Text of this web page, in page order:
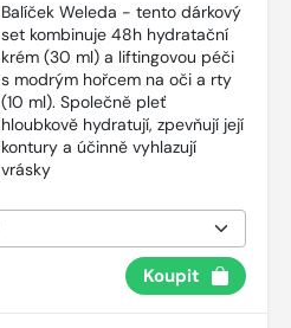
Balíček Weleda - tento dárkový
set kombinuje 48h hydratační
krém (30 ml) a liftingovou péči
s modrým hořcem na oči a rty
(10 ml). Společně pleť
hloubkově hydratují, zpevňují její
kontury a účinně vyhlazují
vrásky
Koupit